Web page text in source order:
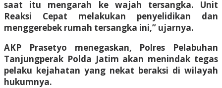
saat itu mengarah ke wajah tersangka. Unit
Reaksi Cepat melakukan penyelidikan dan
menggerebek rumah tersangka ini,” ujarnya.
AKP Prasetyo menegaskan, Polres Pelabuhan
Tanjungperak Polda Jatim akan menindak tegas
pelaku kejahatan yang nekat beraksi di wilayah
hukumnya.